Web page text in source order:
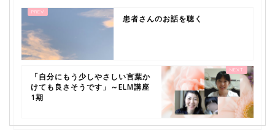
患者さんのお話を聴く
「自分にもう少しやさしい言葉か
けても良さそうです」～ELM講座
1期